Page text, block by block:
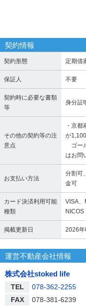
契約情報
契約形態 定期借
保証人 不要
契約時に必要な書類
等
身分証
その他の契約等の注
意点
・京
が
ゴー
はお問
お支払い方法
分割可
金可
カード決済利用可能
種類
VISA、
NICOS
掲載更新日 2026年
運営不動産会社情報
株式会社stoked life
TEL
078-362-2255
FAX
078-381-6239